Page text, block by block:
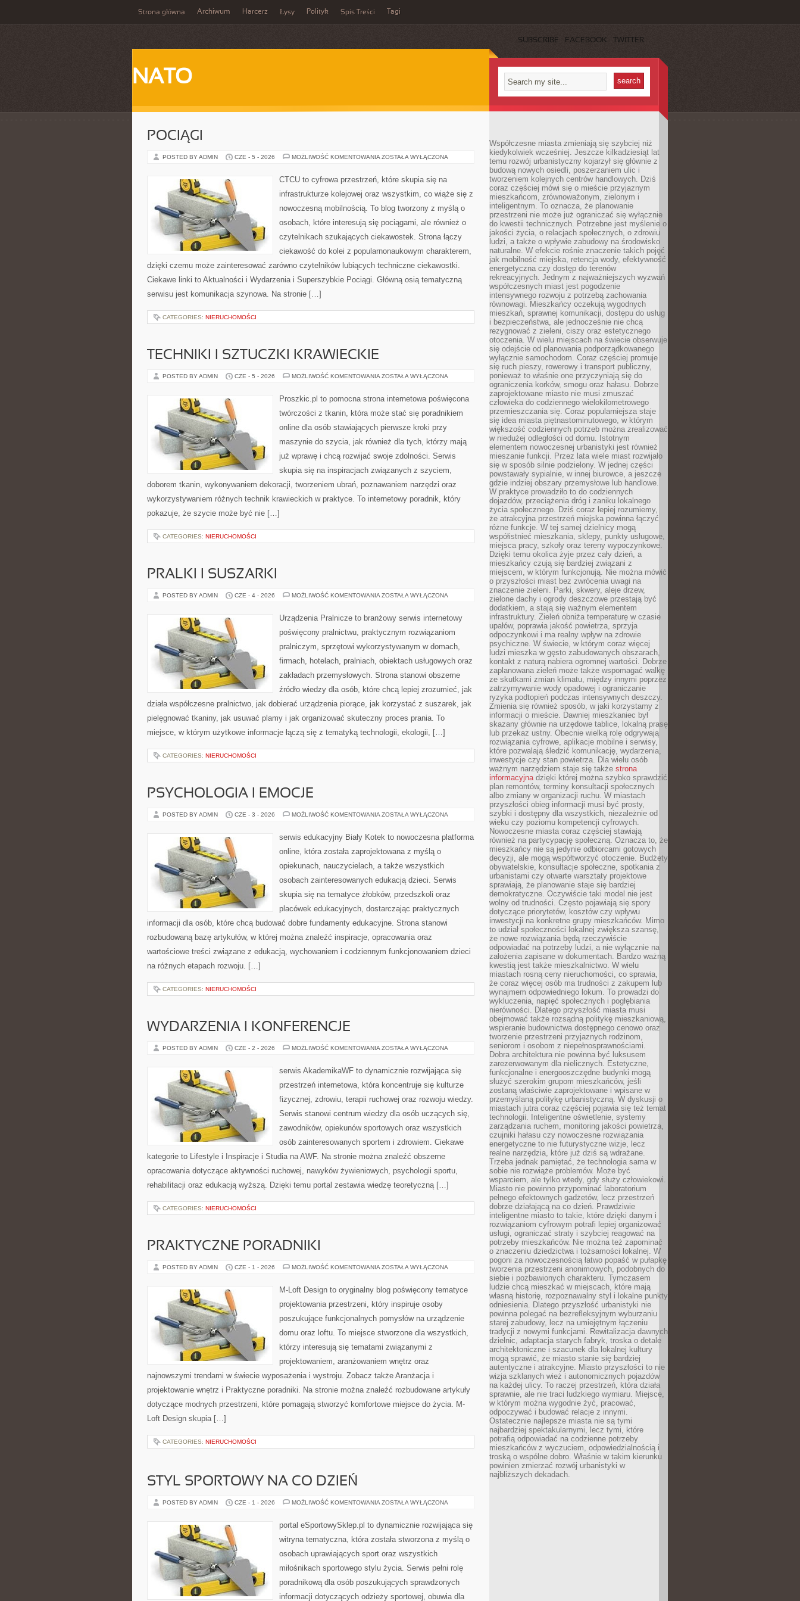
Strona główna Archiwum Harcerz Łysy Polityk Spis Treści Tagi
SUBSCRIBE FACEBOOK TWITTER
NATO
POCIĄGI
POSTED BY ADMIN CZE - 5 - 2026 MOŻLIWOŚĆ KOMENTOWANIA POCIĄGI
ZOSTAŁA WYŁĄCZONA
CTCU to cyfrowa przestrzeń, które skupia się na
infrastrukturze kolejowej oraz wszystkim, co wiąże się z
nowoczesną mobilnością. To blog tworzony z myślą o
osobach, które interesują się pociągami, ale również o
czytelnikach szukających ciekawostek. Strona łączy
ciekawość do kolei z popularnonaukowym charakterem,
dzięki czemu może zainteresować zarówno czytelników lubiących techniczne ciekawostki.
Ciekawe linki to Aktualności i Wydarzenia i Superszybkie Pociągi. Główną osią tematyczną
serwisu jest komunikacja szynowa. Na stronie […]
CATEGORIES: NIERUCHOMOŚCI
TECHNIKI I SZTUCZKI KRAWIECKIE
POSTED BY ADMIN CZE - 5 - 2026 MOŻLIWOŚĆ KOMENTOWANIA TECHNIKI
KRAWIECKIE
ZOSTAŁA WYŁĄCZONA
Proszkic.pl to pomocna strona internetowa poświęcona
twórczości z tkanin, która może stać się poradnikiem
online dla osób stawiających pierwsze kroki przy
maszynie do szycia, jak również dla tych, którzy mają
już wprawę i chcą rozwijać swoje zdolności. Serwis
skupia się na inspiracjach związanych z szyciem,
doborem tkanin, wykonywaniem dekoracji, tworzeniem ubrań, poznawaniem narzędzi oraz
wykorzystywaniem różnych technik krawieckich w praktyce. To internetowy poradnik, który
pokazuje, że szycie może być nie […]
CATEGORIES: NIERUCHOMOŚCI
PRALKI I SUSZARKI
POSTED BY ADMIN CZE - 4 - 2026 MOŻLIWOŚĆ KOMENTOWANIA PRALKI
ZOSTAŁA WYŁĄCZONA
Urządzenia Pralnicze to branżowy serwis internetowy
poświęcony pralnictwu, praktycznym rozwiązaniom
pralniczym, sprzętowi wykorzystywanym w domach,
firmach, hotelach, pralniach, obiektach usługowych oraz
zakładach przemysłowych. Strona stanowi obszerne
źródło wiedzy dla osób, które chcą lepiej zrozumieć, jak
działa współczesne pralnictwo, jak dobierać urządzenia piorące, jak korzystać z suszarek, jak
pielęgnować tkaniny, jak usuwać plamy i jak organizować skuteczny proces prania. To
miejsce, w którym użytkowe informacje łączą się z tematyką technologii, ekologii, […]
CATEGORIES: NIERUCHOMOŚCI
PSYCHOLOGIA I EMOCJE
POSTED BY ADMIN CZE - 3 - 2026 MOŻLIWOŚĆ KOMENTOWANIA PSYCHOLOGIA
ZOSTAŁA WYŁĄCZONA
serwis edukacyjny Biały Kotek to nowoczesna platforma
online, która została zaprojektowana z myślą o
opiekunach, nauczycielach, a także wszystkich
osobach zainteresowanych edukacją dzieci. Serwis
skupia się na tematyce żłobków, przedszkoli oraz
placówek edukacyjnych, dostarczając praktycznych
informacji dla osób, które chcą budować dobre fundamenty edukacyjne. Strona stanowi
rozbudowaną bazę artykułów, w której można znaleźć inspiracje, opracowania oraz
wartościowe treści związane z edukacją, wychowaniem i codziennym funkcjonowaniem dzieci
na różnych etapach rozwoju. […]
CATEGORIES: NIERUCHOMOŚCI
WYDARZENIA I KONFERENCJE
POSTED BY ADMIN CZE - 2 - 2026 MOŻLIWOŚĆ KOMENTOWANIA WYDARZENIA
ZOSTAŁA WYŁĄCZONA
serwis AkademikaWF to dynamicznie rozwijająca się
przestrzeń internetowa, która koncentruje się kulturze
fizycznej, zdrowiu, terapii ruchowej oraz rozwoju wiedzy.
Serwis stanowi centrum wiedzy dla osób uczących się,
zawodników, opiekunów sportowych oraz wszystkich
osób zainteresowanych sportem i zdrowiem. Ciekawe
kategorie to Lifestyle i Inspiracje i Studia na AWF. Na stronie można znaleźć obszerne
opracowania dotyczące aktywności ruchowej, nawyków żywieniowych, psychologii sportu,
rehabilitacji oraz edukacją wyższą. Dzięki temu portal zestawia wiedzę teoretyczną […]
CATEGORIES: NIERUCHOMOŚCI
PRAKTYCZNE PORADNIKI
POSTED BY ADMIN CZE - 1 - 2026 MOŻLIWOŚĆ KOMENTOWANIA PRAKTYCZNE
ZOSTAŁA WYŁĄCZONA
M-Loft Design to oryginalny blog poświęcony tematyce
projektowania przestrzeni, który inspiruje osoby
poszukujące funkcjonalnych pomysłów na urządzenie
domu oraz loftu. To miejsce stworzone dla wszystkich,
którzy interesują się tematami związanymi z
projektowaniem, aranżowaniem wnętrz oraz
najnowszymi trendami w świecie wyposażenia i wystroju. Zobacz także Aranżacja i
projektowanie wnętrz i Praktyczne poradniki. Na stronie można znaleźć rozbudowane artykuły
dotyczące modnych przestrzeni, które pomagają stworzyć komfortowe miejsce do życia. M-
Loft Design skupia […]
CATEGORIES: NIERUCHOMOŚCI
STYL SPORTOWY NA CO DZIEŃ
POSTED BY ADMIN CZE - 1 - 2026 MOŻLIWOŚĆ KOMENTOWANIA STYL
DZIEŃ
ZOSTAŁA WYŁĄCZONA
portal eSportowySklep.pl to dynamicznie rozwijająca się
witryna tematyczna, która została stworzona z myślą o
osobach uprawiających sport oraz wszystkich
miłośnikach sportowego stylu życia. Serwis pełni rolę
poradnikową dla osób poszukujących sprawdzonych
informacji dotyczących odzieży sportowej, obuwia dla
Współczesne miasta zmieniają się szybciej niż
kiedykolwiek wcześniej. Jeszcze kilkadziesiąt lat
temu rozwój urbanistyczny kojarzył się głównie z
budową nowych osiedli, poszerzaniem ulic i
tworzeniem kolejnych centrów handlowych. Dziś
coraz częściej mówi się o mieście przyjaznym
mieszkańcom, zrównoważonym, zielonym i
inteligentnym. To oznacza, że planowanie
przestrzeni nie może już ograniczać się wyłącznie
do kwestii technicznych. Potrzebne jest myślenie o
jakości życia, o relacjach społecznych, o zdrowiu
ludzi, a także o wpływie zabudowy na środowisko
naturalne. W efekcie rośnie znaczenie takich pojęć
jak mobilność miejska, retencja wody, efektywność
energetyczna czy dostęp do terenów
rekreacyjnych. Jednym z najważniejszych wyzwań
współczesnych miast jest pogodzenie
intensywnego rozwoju z potrzebą zachowania
równowagi. Mieszkańcy oczekują wygodnych
mieszkań, sprawnej komunikacji, dostępu do usług
i bezpieczeństwa, ale jednocześnie nie chcą
rezygnować z zieleni, ciszy oraz estetycznego
otoczenia. W wielu miejscach na świecie obserwuje
się odejście od planowania podporządkowanego
wyłącznie samochodom. Coraz częściej promuje
się ruch pieszy, rowerowy i transport publiczny,
ponieważ to właśnie one przyczyniają się do
ograniczenia korków, smogu oraz hałasu. Dobrze
zaprojektowane miasto nie musi zmuszać
człowieka do codziennego wielokilometrowego
przemieszczania się. Coraz popularniejsza staje
się idea miasta piętnastominutowego, w którym
większość codziennych potrzeb można zrealizować
w niedużej odległości od domu. Istotnym
elementem nowoczesnej urbanistyki jest również
mieszanie funkcji. Przez lata wiele miast rozwijało
się w sposób silnie podzielony. W jednej części
powstawały sypialnie, w innej biurowce, a jeszcze
gdzie indziej obszary przemysłowe lub handlowe.
W praktyce prowadziło to do codziennych
dojazdów, przeciążenia dróg i zaniku lokalnego
życia społecznego. Dziś coraz lepiej rozumiemy,
że atrakcyjna przestrzeń miejska powinna łączyć
różne funkcje. W tej samej dzielnicy mogą
współistnieć mieszkania, sklepy, punkty usługowe,
miejsca pracy, szkoły oraz tereny wypoczynkowe.
Dzięki temu okolica żyje przez cały dzień, a
mieszkańcy czują się bardziej związani z
miejscem, w którym funkcjonują. Nie można mówić
o przyszłości miast bez zwrócenia uwagi na
znaczenie zieleni. Parki, skwery, aleje drzew,
zielone dachy i ogrody deszczowe przestają być
dodatkiem, a stają się ważnym elementem
infrastruktury. Zieleń obniża temperaturę w czasie
upałów, poprawia jakość powietrza, sprzyja
odpoczynkowi i ma realny wpływ na zdrowie
psychiczne. W świecie, w którym coraz więcej
ludzi mieszka w gęsto zabudowanych obszarach,
kontakt z naturą nabiera ogromnej wartości. Dobrze
zaplanowana zieleń może także wspomagać walkę
ze skutkami zmian klimatu, między innymi poprzez
zatrzymywanie wody opadowej i ograniczanie
ryzyka podtopień podczas intensywnych deszczy.
Zmienia się również sposób, w jaki korzystamy z
informacji o mieście. Dawniej mieszkaniec był
skazany głównie na urzędowe tablice, lokalną prasę
lub przekaz ustny. Obecnie wielką rolę odgrywają
rozwiązania cyfrowe, aplikacje mobilne i serwisy,
które pozwalają śledzić komunikację, wydarzenia,
inwestycje czy stan powietrza. Dla wielu osób
ważnym narzędziem staje się także strona
informacyjnadzięki której można szybko sprawdzić
plan remontów, terminy konsultacji społecznych
albo zmiany w organizacji ruchu. W miastach
przyszłości obieg informacji musi być prosty,
szybki i dostępny dla wszystkich, niezależnie od
wieku czy poziomu kompetencji cyfrowych.
Nowoczesne miasta coraz częściej stawiają
również na partycypację społeczną. Oznacza to, że
mieszkańcy nie są jedynie odbiorcami gotowych
decyzji, ale mogą współtworzyć otoczenie. Budżety
obywatelskie, konsultacje społeczne, spotkania z
urbanistami czy otwarte warsztaty projektowe
sprawiają, że planowanie staje się bardziej
demokratyczne. Oczywiście taki model nie jest
wolny od trudności. Często pojawiają się spory
dotyczące priorytetów, kosztów czy wpływu
inwestycji na konkretne grupy mieszkańców. Mimo
to udział społeczności lokalnej zwiększa szansę,
że nowe rozwiązania będą rzeczywiście
odpowiadać na potrzeby ludzi, a nie wyłącznie na
założenia zapisane w dokumentach. Bardzo ważną
kwestią jest także mieszkalnictwo. W wielu
miastach rosną ceny nieruchomości, co sprawia,
że coraz więcej osób ma trudności z zakupem lub
wynajmem odpowiedniego lokum. To prowadzi do
wykluczenia, napięć społecznych i pogłębiania
nierówności. Dlatego przyszłość miasta musi
obejmować także rozsądną politykę mieszkaniową,
wspieranie budownictwa dostępnego cenowo oraz
tworzenie przestrzeni przyjaznych rodzinom,
seniorom i osobom z niepełnosprawnościami.
Dobra architektura nie powinna być luksusem
zarezerwowanym dla nielicznych. Estetyczne,
funkcjonalne i energooszczędne budynki mogą
służyć szerokim grupom mieszkańców, jeśli
zostaną właściwie zaprojektowane i wpisane w
przemyślaną politykę urbanistyczną. W dyskusji o
miastach jutra coraz częściej pojawia się też temat
technologii. Inteligentne oświetlenie, systemy
zarządzania ruchem, monitoring jakości powietrza,
czujniki hałasu czy nowoczesne rozwiązania
energetyczne to nie futurystyczne wizje, lecz
realne narzędzia, które już dziś są wdrażane.
Trzeba jednak pamiętać, że technologia sama w
sobie nie rozwiąże problemów. Może być
wsparciem, ale tylko wtedy, gdy służy człowiekowi.
Miasto nie powinno przypominać laboratorium
pełnego efektownych gadżetów, lecz przestrzeń
dobrze działającą na co dzień. Prawdziwie
inteligentne miasto to takie, które dzięki danym i
rozwiązaniom cyfrowym potrafi lepiej organizować
usługi, ograniczać straty i szybciej reagować na
potrzeby mieszkańców. Nie można też zapominać
o znaczeniu dziedzictwa i tożsamości lokalnej. W
pogoni za nowoczesnością łatwo popaść w pułapkę
tworzenia przestrzeni anonimowych, podobnych do
siebie i pozbawionych charakteru. Tymczasem
ludzie chcą mieszkać w miejscach, które mają
własną historię, rozpoznawalny styl i lokalne punkty
odniesienia. Dlatego przyszłość urbanistyki nie
powinna polegać na bezrefleksyjnym wyburzaniu
starej zabudowy, lecz na umiejętnym łączeniu
tradycji z nowymi funkcjami. Rewitalizacja dawnych
dzielnic, adaptacja starych fabryk, troska o detale
architektoniczne i szacunek dla lokalnej kultury
mogą sprawić, że miasto stanie się bardziej
autentyczne i atrakcyjne. Miasto przyszłości to nie
wizja szklanych wież i autonomicznych pojazdów
na każdej ulicy. To raczej przestrzeń, która działa
sprawnie, ale nie traci ludzkiego wymiaru. Miejsce,
w którym można wygodnie żyć, pracować,
odpoczywać i budować relacje z innymi.
Ostatecznie najlepsze miasta nie są tymi
najbardziej spektakularnymi, lecz tymi, które
potrafią odpowiadać na codzienne potrzeby
mieszkańców z wyczuciem, odpowiedzialnością i
troską o wspólne dobro. Właśnie w takim kierunku
powinien zmierzać rozwój urbanistyki w
najbliższych dekadach.